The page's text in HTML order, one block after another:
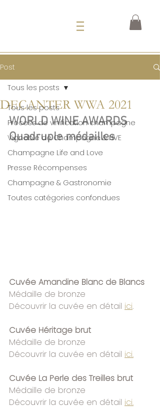
Post
Tous les posts
Process de vinification champagne
Vignoble de Champagne & HVE
Champagne Life and Love
Presse Récompenses
Champagne & Gastronomie
Toutes catégories confondues
Tous les posts
DECANTER WWA 2021
WORLD WINE AWARDS
Quadruple médailles
Cuvée Amandine Blanc de Blancs
Médaille de bronze
Découvrir la cuvée en détail ici.
Cuvée Héritage brut
Médaille de bronze
Découvrir la cuvée en détail ici.
Cuvée La Perle des Treilles brut
Médaille de bronze
Découvrir la cuvée en détail ici.